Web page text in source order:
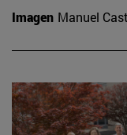
Imagen Manuel